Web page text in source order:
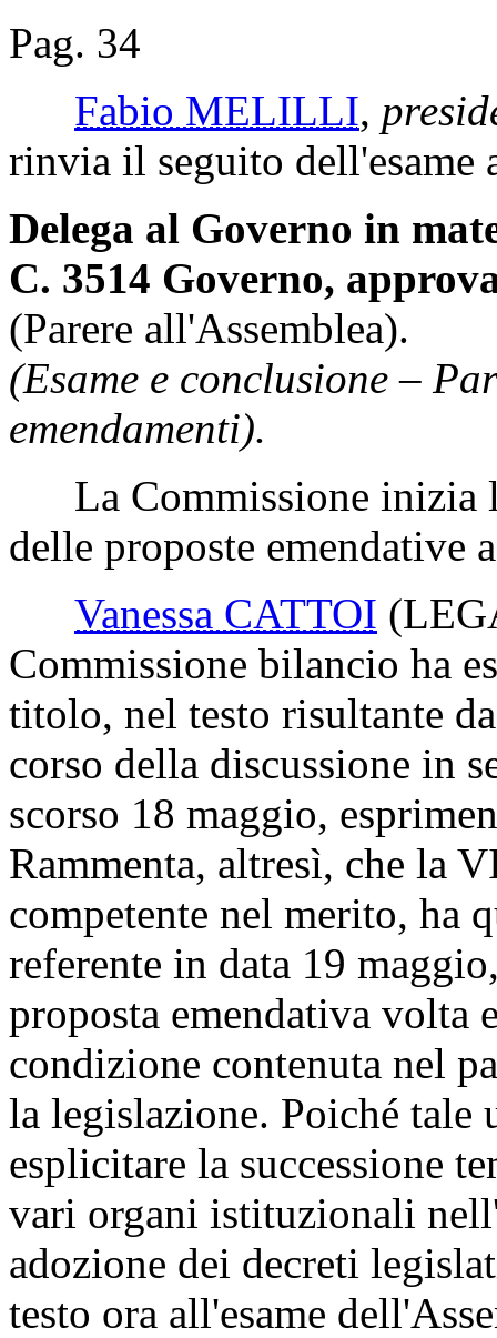
Pag. 34
Fabio MELILLI,
rinvia il seguito dell'esame
Delega al Governo in
C. 3514 Governo,
(Parere all'Assemblea).
(Esame e conclusione –
emendamenti).
La Commissione inizia
delle proposte emendative
Vanessa CATTOI
Commissione bilancio ha
titolo, nel testo risultante
corso della discussione in
scorso 18 maggio,
Rammenta, altresì, che la
competente nel merito, ha
referente in data 19
proposta emendativa volta
condizione contenuta nel
la legislazione. Poiché
esplicitare la successione
vari organi istituzionali
adozione dei decreti
testo ora all'esame